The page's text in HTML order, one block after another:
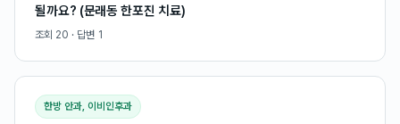
될까요? (문래동 한포진 치료)
조회 20 · 답변 1
한방 안과, 이비인후과